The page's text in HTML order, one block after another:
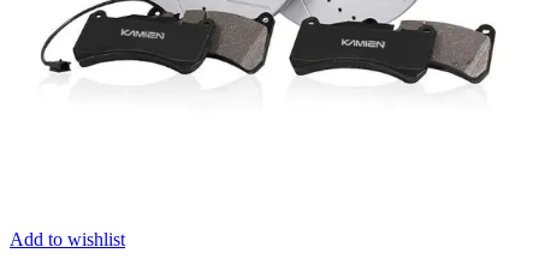
Add to wishlist